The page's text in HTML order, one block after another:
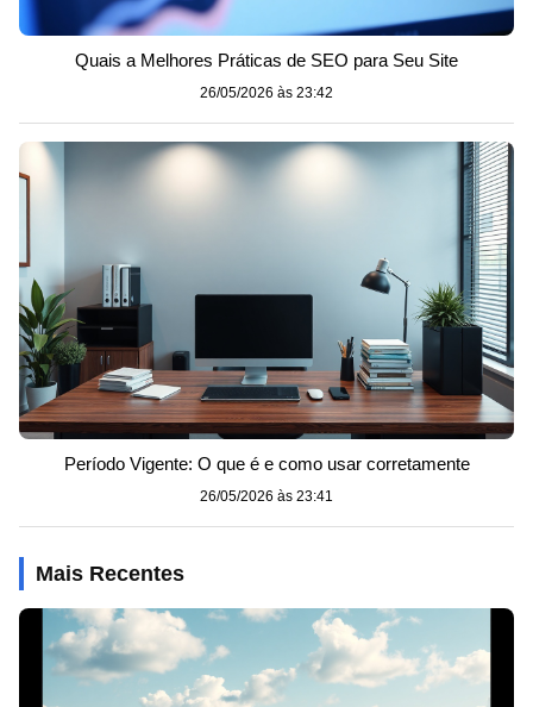
Quais a Melhores Práticas de SEO para Seu Site
26/05/2026 às 23:42
Período Vigente: O que é e como usar corretamente
26/05/2026 às 23:41
Mais Recentes